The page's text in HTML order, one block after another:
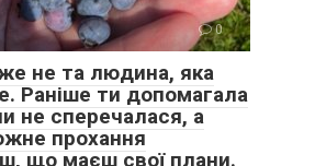
0
не та людина, яка
Раніше ти допомагала
не сперечалася, а
прохання
що маєш свої плани.